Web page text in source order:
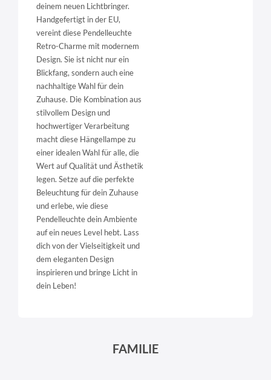
deinem neuen Lichtbringer.
Handgefertigt in der EU,
vereint diese Pendelleuchte
Retro-Charme mit modernem
Design. Sie ist nicht nur ein
Blickfang, sondern auch eine
nachhaltige Wahl für dein
Zuhause. Die Kombination aus
stilvollem Design und
hochwertiger Verarbeitung
macht diese Hängellampe zu
einer idealen Wahl für alle, die
Wert auf Qualität und Ästhetik
legen. Setze auf die perfekte
Beleuchtung für dein Zuhause
und erlebe, wie diese
Pendelleuchte dein Ambiente
auf ein neues Level hebt. Lass
dich von der Vielseitigkeit und
dem eleganten Design
inspirieren und bringe Licht in
dein Leben!
FAMILIE